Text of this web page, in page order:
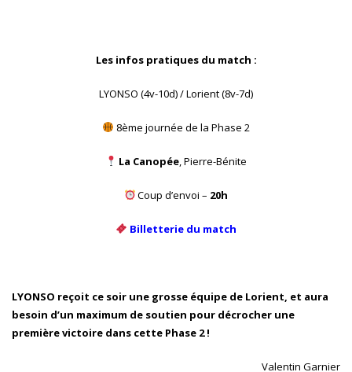
Les infos pratiques du match :
LYONSO (4v-10d) / Lorient (8v-7d)
8ème journée de la Phase 2
La Canopée, Pierre-Bénite
Coup d’envoi – 20h
Billetterie du match
LYONSO reçoit ce soir une grosse équipe de Lorient, et aura
besoin d’un maximum de soutien pour décrocher une
première victoire dans cette Phase 2 !
Valentin Garnier